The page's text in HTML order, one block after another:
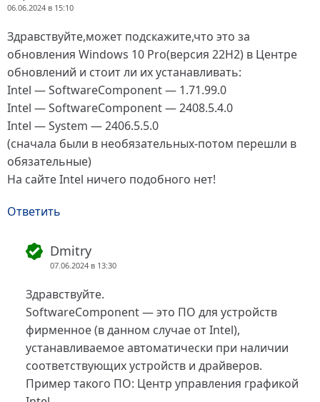
06.06.2024 в 15:10
Здравствуйте,может подскажите,что это за
обновления Windows 10 Pro(версия 22H2) в Центре
обновлений и стоит ли их устанавливать:
Intel — SoftwareComponent — 1.71.99.0
Intel — SoftwareComponent — 2408.5.4.0
Intel — System — 2406.5.5.0
(сначала были в необязательных-потом перешли в
обязательные)
На сайте Intel ничего подобного нет!
Ответить
Dmitry
07.06.2024 в 13:30
Здравствуйте.
SoftwareComponent — это ПО для устройств
фирменное (в данном случае от Intel),
устанавливаемое автоматически при наличии
соответствующих устройств и драйверов.
Пример такого ПО: Центр управления графикой